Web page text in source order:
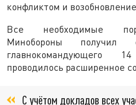
конфликтом и
Все необходимые
Минобороны получил
главнокомандующего
проводилось расширенное
С учётом докладов всех